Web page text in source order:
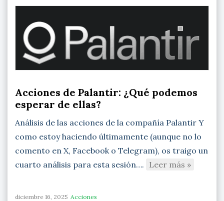
Acciones de Palantir: ¿Qué podemos
esperar de ellas?
Análisis de las acciones de la compañía Palantir Y
como estoy haciendo últimamente (aunque no lo
comento en X, Facebook o Telegram), os traigo un
cuarto análisis para esta sesión…. Leer más »
diciembre 16, 2025 Acciones